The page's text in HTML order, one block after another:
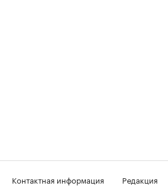
Контактная информация Редакция